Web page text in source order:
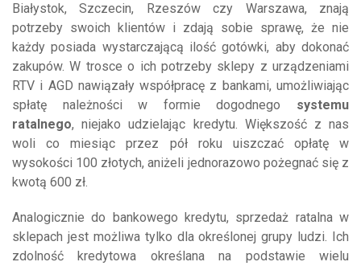
Białystok, Szczecin, Rzeszów czy Warszawa, znają
potrzeby swoich klientów i zdają sobie sprawę, że nie
każdy posiada wystarczającą ilość gotówki, aby dokonać
zakupów. W trosce o ich potrzeby sklepy z urządzeniami
RTV i AGD nawiązały współpracę z bankami, umożliwiając
spłatę należności w formie dogodnego systemu
ratalnego, niejako udzielając kredytu. Większość z nas
woli co miesiąc przez pół roku uiszczać opłatę w
wysokości 100 złotych, aniżeli jednorazowo pożegnać się z
kwotą 600 zł.
Analogicznie do bankowego kredytu, sprzedaż ratalna w
sklepach jest możliwa tylko dla określonej grupy ludzi. Ich
zdolność kredytowa określana na podstawie wielu